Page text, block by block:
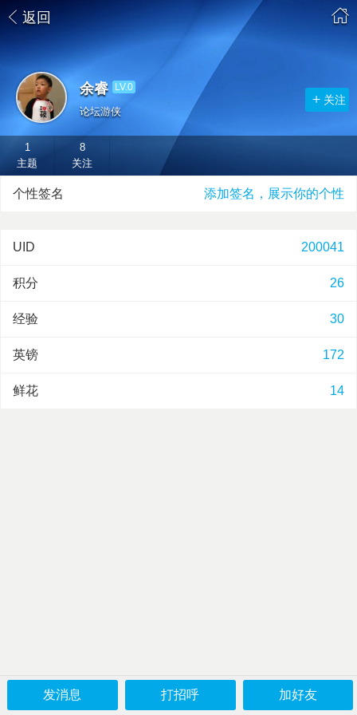
发消息 打招呼 加好友
返回
论坛游侠
关注
余睿 LV.0
1
主题
8
关注
个性签名 添加签名，展示你的个性
UID 200041
积分 26
经验 30
英镑 172
鲜花 14